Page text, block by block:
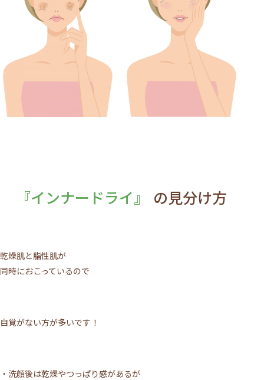
『インナードライ』 の見分け方
乾燥肌と脂性肌が
同時におこっているので
自覚がない方が多いです！
・洗顔後は乾燥やつっぱり感があるが